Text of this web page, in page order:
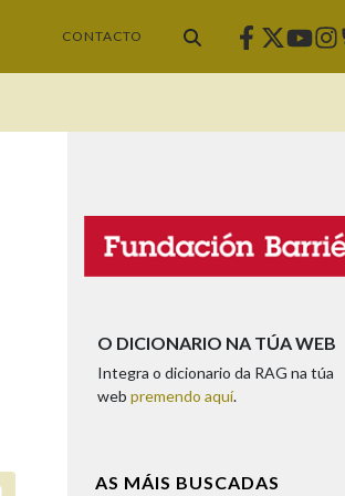
CONTACTO Facebook
Twitter
O DICIONARIO NA TÚA WEB
Integra o dicionario da RAG na túa
web premendo aquí.
AS MÁIS BUSCADAS